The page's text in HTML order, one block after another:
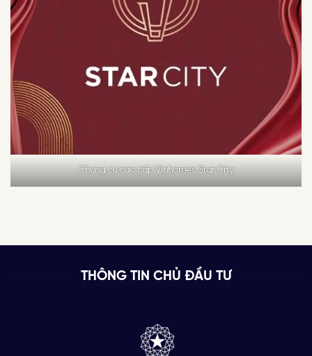
Chung cư cao cấp Vinhomes Star City
THÔNG TIN CHỦ ĐẦU TƯ